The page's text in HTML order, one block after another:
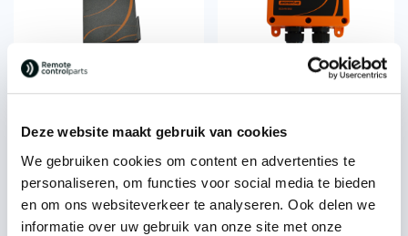
Deze website maakt gebruik van cookies
We gebruiken cookies om content en advertenties te
personaliseren, om functies voor social media te bieden
en om ons websiteverkeer te analyseren. Ook delen we
informatie over uw gebruik van onze site met onze
Akerstroms® Sesam 800 DIN
receiver, 942216-000
€278,77 each
Akerstroms® Sesam 800
From€249,25